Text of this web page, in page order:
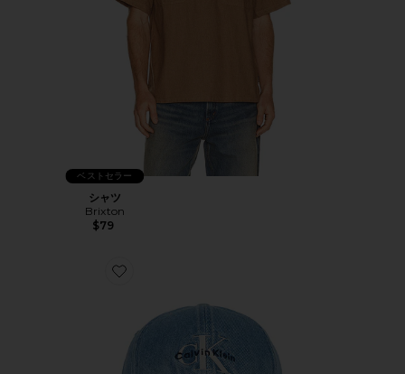
ベストセラー
シャツ
Brixton
$79
Favorite MONOLOGO キャップ